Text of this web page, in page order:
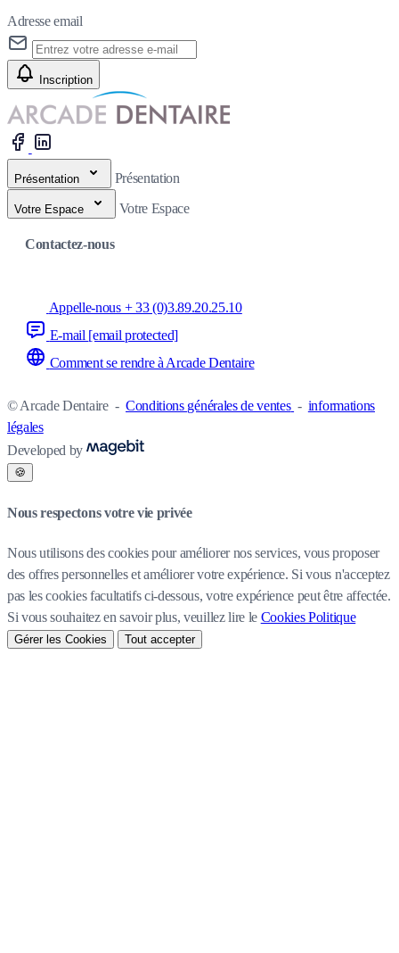
Adresse email
Inscription
Présentation Présentation
Votre Espace Votre Espace
Contactez-nous
Appelle-nous + 33 (0)3.89.20.25.10
E-mail [email protected]
Comment se rendre à Arcade Dentaire
© Arcade Dentaire - Conditions générales de ventes - informations
légales
Developed by
🍪
Nous respectons votre vie privée
Nous utilisons des cookies pour améliorer nos services, vous proposer
des offres personnelles et améliorer votre expérience. Si vous n'acceptez
pas les cookies facultatifs ci-dessous, votre expérience peut être affectée.
Si vous souhaitez en savoir plus, veuillez lire le Cookies Politique
Gérer les Cookies Tout accepter